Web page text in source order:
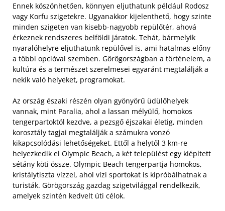
Ennek köszönhetően, könnyen eljuthatunk például Rodosz
vagy Korfu szigetekre. Ugyanakkor kijelenthető, hogy szinte
minden szigeten van kisebb-nagyobb repülőtér, ahová
érkeznek rendszeres belföldi járatok. Tehát, bármelyik
nyaralóhelyre eljuthatunk repülővel is, ami hatalmas előny
a többi opcióval szemben. Görögországban a történelem, a
kultúra és a természet szerelmesei egyaránt megtalálják a
nekik való helyeket, programokat.
Az ország északi részén olyan gyönyörű üdülőhelyek
vannak, mint Paralia, ahol a lassan mélyülő, homokos
tengerpartoktól kezdve, a pezsgő éjszakai életig, minden
korosztály tagjai megtalálják a számukra vonzó
kikapcsolódási lehetőségeket. Ettől a helytől 3 km-re
helyezkedik el Olympic Beach, a két települést egy kiépített
sétány köti össze. Olympic Beach tengerpartja homokos,
kristálytiszta vízzel, ahol vízi sportokat is kipróbálhatnak a
turisták. Görögország gazdag szigetvilággal rendelkezik,
amelyek szintén kedvelt úti célok.